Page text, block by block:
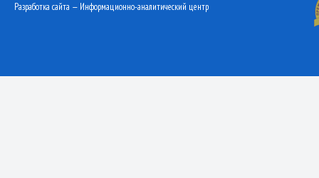
Разработка сайта — Информационно-аналитический центр